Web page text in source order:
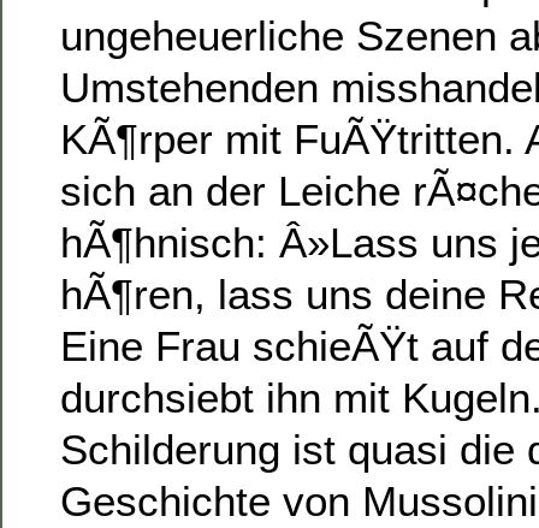
ungeheuerliche Szenen
Umstehenden
KÃ¶rper mit FuÃŸtritten.
sich an der Leiche
hÃ¶hnisch: Â»Lass uns
hÃ¶ren, lass uns deine
Eine Frau schieÃŸt auf
durchsiebt ihn mit
Schilderung ist quasi die
Geschichte von